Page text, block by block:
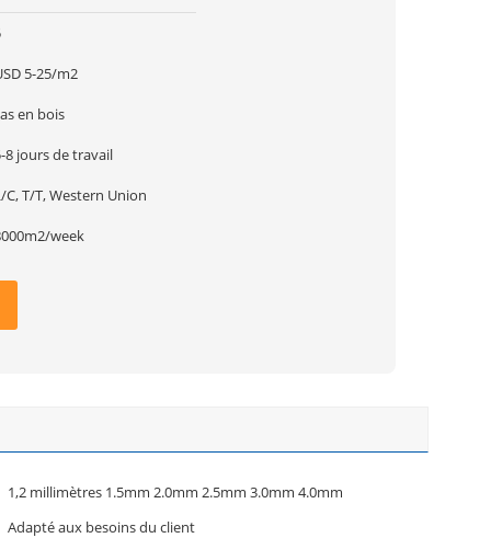
5-25/m2
en bois
8 jours de travail
C, T/T, Western Union
week
1,2 millimètres 1.5mm 2.0mm 2.5mm 3.0mm 4.0mm
Adapté aux besoins du client